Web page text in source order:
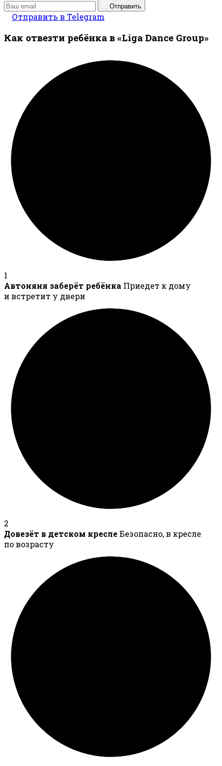
Отправить
Отправить в Telegram
Как отвезти ребёнка в «Liga Dance Group»
1
Автоняня заберёт ребёнка Приедет к дому
и встретит у двери
2
Довезёт в детском креслеБезопасно, в кресле
по возрасту